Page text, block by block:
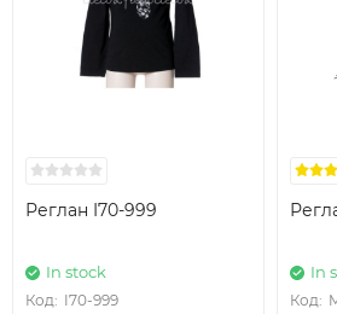
Реглан I70-999
In stock
Код: I70-999
In
Код: